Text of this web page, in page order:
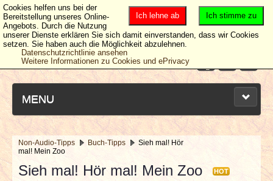
MENU
NEUESTE ARTIKEL
Non-Audio-Tipps Buch-Tipps
Sieh mal! Hör
mal! Mein Zoo
Sieh mal! Hör mal! Mein Zoo HOT
Ich stimme zu
Ich lehne ab
Cookies helfen uns bei der
Bereitstellung unseres Online-
Angebots. Durch die Nutzung
unserer Dienste erklären Sie sich damit einverstanden, dass wir Cookies
setzen. Sie haben auch die Möglichkeit abzulehnen.
Datenschutzrichtlinie ansehen
Weitere Informationen zu Cookies und ePrivacy